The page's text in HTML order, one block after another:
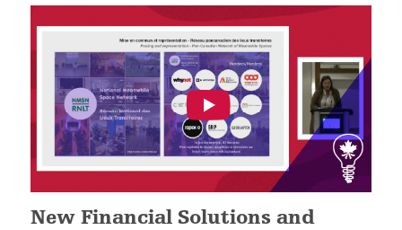
New Financial Solutions and